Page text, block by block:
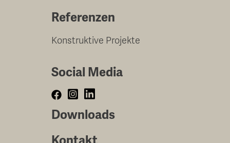
Referenzen
Konstruktive Projekte
Social Media
Downloads